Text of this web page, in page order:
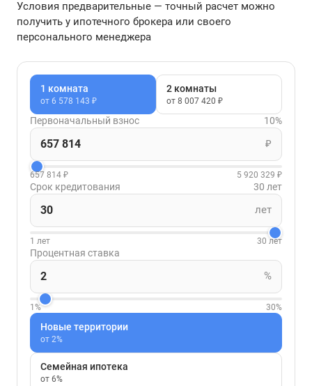
Условия предварительные — точный расчет можно
получить у ипотечного брокера или своего
персонального менеджера
1 комната
от 6 578 143 ₽
2 комнаты
от 8 007 420 ₽
Первоначальный взнос 10%
₽
657 814 ₽ 5 920 329 ₽
Срок кредитования 30 лет
лет
1 лет 30 лет
Процентная ставка
%
1% 30%
Новые территории
от 2%
Семейная ипотека
от 6%